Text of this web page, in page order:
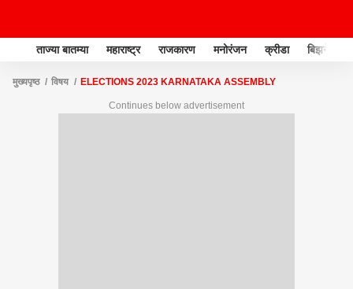
ताज्या बातम्या महाराष्ट्र राजकारण मनोरंजन क्रीडा बिझनेस
मुख्यपृष्ठ विषय ELECTIONS 2023 KARNATAKA ASSEMBLY
Continues below advertisement